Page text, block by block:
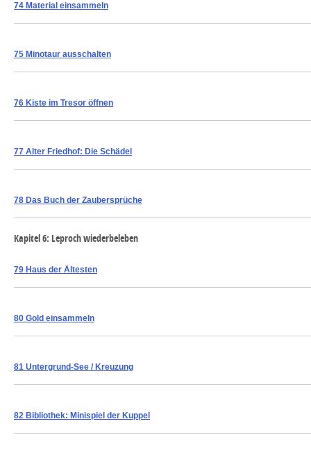
74 Material einsammeln
75 Minotaur ausschalten
76 Kiste im Tresor öffnen
77 Alter Friedhof: Die Schädel
78 Das Buch der Zaubersprüche
Kapitel 6: Leproch wiederbeleben
79 Haus der Ältesten
80 Gold einsammeln
81 Untergrund-See / Kreuzung
82 Bibliothek: Minispiel der Kuppel